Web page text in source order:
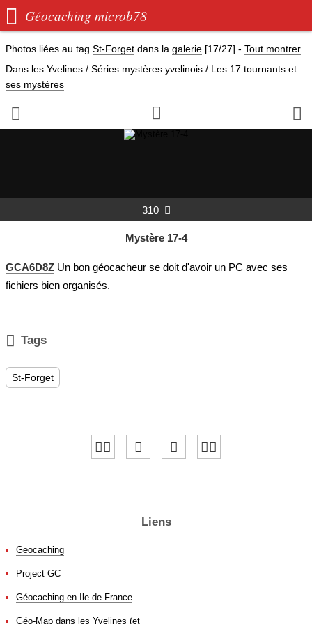
 Géocaching microb78
Photos liées au tag St-Forget dans la galerie [17/27] - Tout montrer
Dans les Yvelines / Séries mystères yvelinois / Les 17 tournants et
ses mystères
  
310 
Mystère 17-4
GCA6D8Z Un bon géocacheur se doit d'avoir un PC avec ses
fichiers bien organisés.
 Tags
St-Forget
Liens
Geocaching
Project GC
Géocaching en Ile de France
Géo-Map dans les Yvelines (et